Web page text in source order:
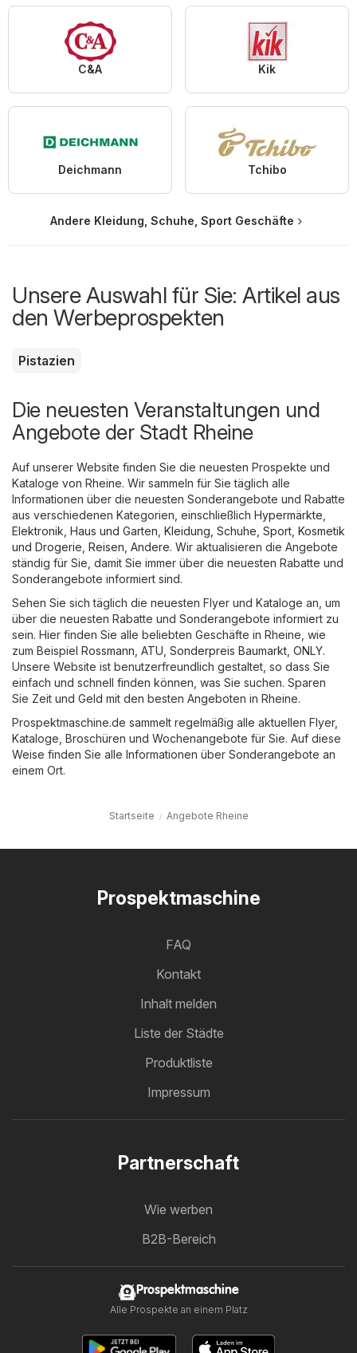
C&A Kik
Deichmann Tchibo
Andere Kleidung, Schuhe, Sport Geschäfte
Unsere Auswahl für Sie: Artikel aus
den Werbeprospekten
Pistazien
Die neuesten Veranstaltungen und
Angebote der Stadt Rheine
Auf unserer Website finden Sie die neuesten Prospekte und
Kataloge von Rheine. Wir sammeln für Sie täglich alle
Informationen über die neuesten Sonderangebote und Rabatte
aus verschiedenen Kategorien, einschließlich Hypermärkte
Elektronik Haus und Garten Kleidung, Schuhe, Sport Kosmetik
und Drogerie Reisen Andere. Wir aktualisieren die Angebote
ständig für Sie, damit Sie immer über die neuesten Rabatte und
Sonderangebote informiert sind.
Sehen Sie sich täglich die neuesten Flyer und Kataloge an, um
über die neuesten Rabatte und Sonderangebote informiert zu
sein. Hier finden Sie alle beliebten Geschäfte in Rheine, wie
zum Beispiel Rossmann ATU Sonderpreis Baumarkt ONLY.
Unsere Website ist benutzerfreundlich gestaltet, so dass Sie
einfach und schnell finden können, was Sie suchen. Sparen
Sie Zeit und Geld mit den besten Angeboten in Rheine.
Prospektmaschine.de sammelt regelmäßig alle aktuellen Flyer,
Kataloge, Broschüren und Wochenangebote für Sie. Auf diese
Weise finden Sie alle Informationen über Sonderangebote an
einem Ort.
Startseite Angebote Rheine
Prospektmaschine
FAQ
Kontakt
Inhalt melden
Liste der Städte
Produktliste
Impressum
Partnerschaft
Wie werben
B2B-Bereich
Prospektmaschine
Alle Prospekte an einem Platz